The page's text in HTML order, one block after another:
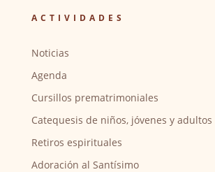
ACTIVIDADES
Noticias
Agenda
Cursillos prematrimoniales
Catequesis de niños, jóvenes y adultos
Retiros espirituales
Adoración al Santísimo